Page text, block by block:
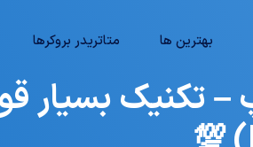
بهترین ها متاتریدر بروکرها
استراتژی فارکس روزانه 50 پیپ –